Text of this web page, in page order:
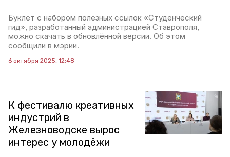
Буклет с набором полезных ссылок «Студенческий
гид», разработанный администрацией Ставрополя,
можно скачать в обновлённой версии. Об этом
сообщили в мэрии.
6 октября 2025, 12:48
К фестивалю креативных
индустрий в
Железноводске вырос
интерес у молодёжи